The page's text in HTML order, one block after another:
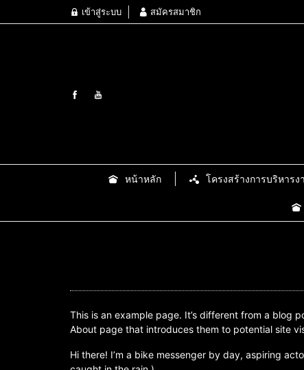
เข้าสู่ระบบ สมัครสมาชิก
หน้าหลัก โครงสร้างการบริหารง
This is an example page. It’s different from a blog
About page that introduces them to potential site
Hi there! I’m a bike messenger by day, aspiring